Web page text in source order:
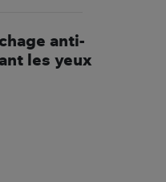
anti-
les yeux